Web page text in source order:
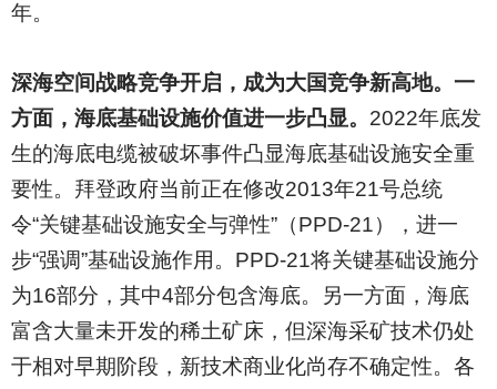
年。
深海空间战略竞争开启，成为大国竞争新高地。一
方面，海底基础设施价值进一步凸显。 2022年底发
生的海底电缆被破坏事件凸显海底基础设施安全重
要性。拜登政府当前正在修改2013年21号总统
令“关键基础设施安全与弹性”（PPD-21），进一
步“强调”基础设施作用。PPD-21将关键基础设施分
为16部分，其中4部分包含海底。另一方面，海底
富含大量未开发的稀土矿床，但深海采矿技术仍处
于相对早期阶段，新技术商业化尚存不确定性。各